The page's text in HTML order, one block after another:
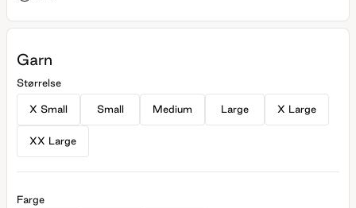
Garn
Størrelse
X Small Small Medium Large X Large
XX Large
Farge